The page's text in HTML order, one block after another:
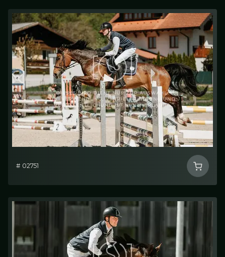
# 02751